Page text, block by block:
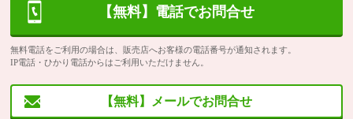
【無料】電話でお問合せ
無料電話をご利用の場合は、販売店へお客様の電話番号が通知されます。
IP電話・ひかり電話からはご利用いただけません。
【無料】メールでお問合せ